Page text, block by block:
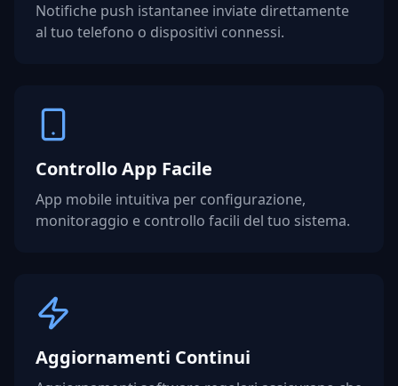
Notifiche push istantanee inviate direttamente
al tuo telefono o dispositivi connessi.
Controllo App Facile
App mobile intuitiva per configurazione,
monitoraggio e controllo facili del tuo sistema.
Aggiornamenti Continui